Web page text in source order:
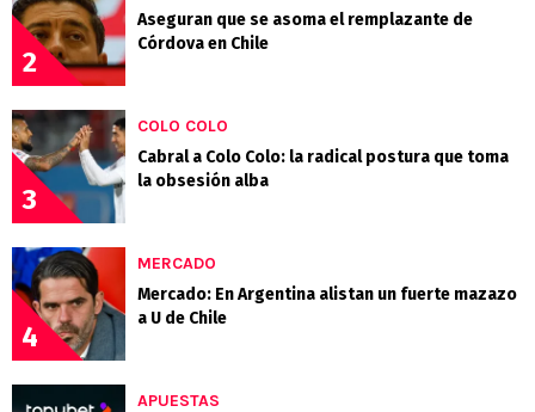
2
Aseguran que se asoma el remplazante de
Córdova en Chile
3
COLO COLO
Cabral a Colo Colo: la radical postura que toma
la obsesión alba
4
MERCADO
Mercado: En Argentina alistan un fuerte mazazo
a U de Chile
APUESTAS